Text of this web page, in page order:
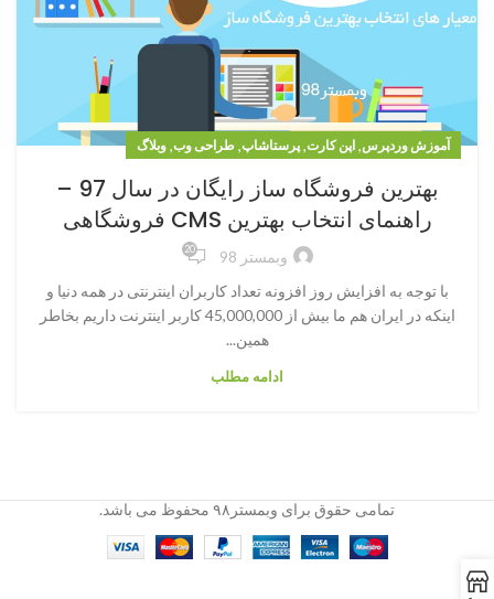
آموزش وردپرس, اپن کارت,پرستاشاپ, طراحی وب, وبلاگ
بهترین فروشگاه ساز رایگان در سال 97 –
راهنمای انتخاب بهترین CMS فروشگاهی
وبمستر 98 20
با توجه به افزایش روز افزونه تعداد کاربران اینترنتی در همه دنیا و
اینکه در ایران هم ما بیش از 45,000,000 کاربر اینترنت داریم بخاطر
همین...
ادامه مطلب
تمامی حقوق برای وبمستر۹۸ محفوظ می باشد.